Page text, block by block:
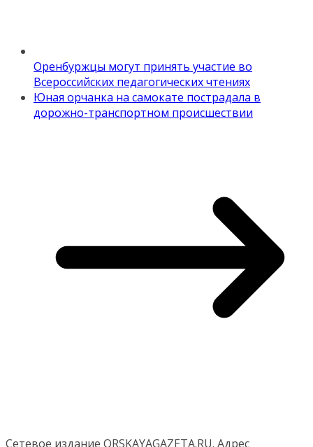
Оренбуржцы могут принять участие во
Всероссийских педагогических чтениях
Юная орчанка на самокате пострадала в
дорожно-транспортном происшествии
Сетевое издание ORSKAYAGAZETA.RU. Адрес